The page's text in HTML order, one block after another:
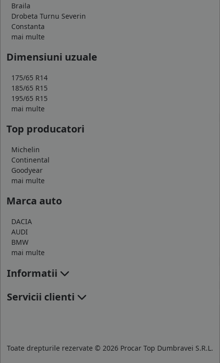
Braila
Drobeta Turnu Severin
Constanta
mai multe
Dimensiuni uzuale
175/65 R14
185/65 R15
195/65 R15
mai multe
Top producatori
Michelin
Continental
Goodyear
mai multe
Marca auto
DACIA
AUDI
BMW
mai multe
Informatii
Servicii clienti
Toate drepturile rezervate © 2026 Procar Top Dumbravei S.R.L.